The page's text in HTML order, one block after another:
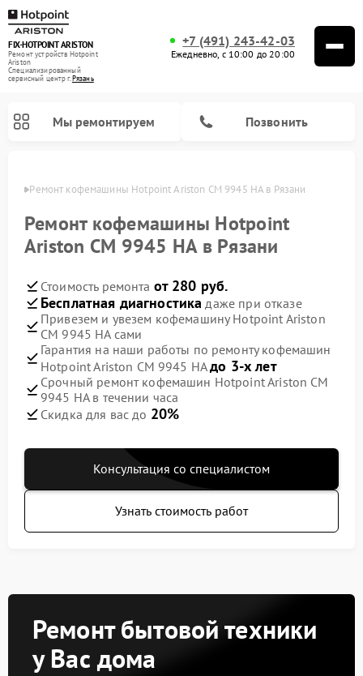
FIX-HOTPOINT ARISTON
Ремонт устройств Hotpoint
Ariston
Специализированный
cервисный центр г.Рязань
+7 (491) 243-42-03
Ежедневно, с 10:00 до 20:00
Мы ремонтируем Позвонить
Ремонт кофемашины Hotpoint Ariston CM 9945 HA в Рязани
Ремонт кофемашины Hotpoint
Ariston CM 9945 HA в Рязани
Стоимость ремонта от 280 руб.
Бесплатная диагностика даже при отказе
Привезем и увезем кофемашину Hotpoint Ariston
CM 9945 HA сами
Гарантия на наши работы по ремонту кофемашин
Hotpoint Ariston CM 9945 HAдо 3-х лет
Срочный ремонт кофемашин Hotpoint Ariston CM
9945 HA в течении часа
Скидка для вас до 20%
Консультация со специалистом
Узнать стоимость работ
Ремонт бытовой техники
у Вас дома